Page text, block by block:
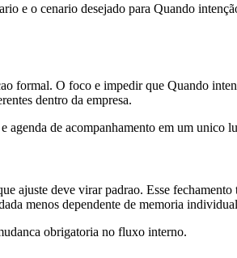
e o cenario desejado para Quando
formal. O foco e impedir que Quando
dentro da empresa.
de acompanhamento em um unico
ajuste deve virar padrao. Esse
menos dependente de memoria
obrigatoria no fluxo interno.